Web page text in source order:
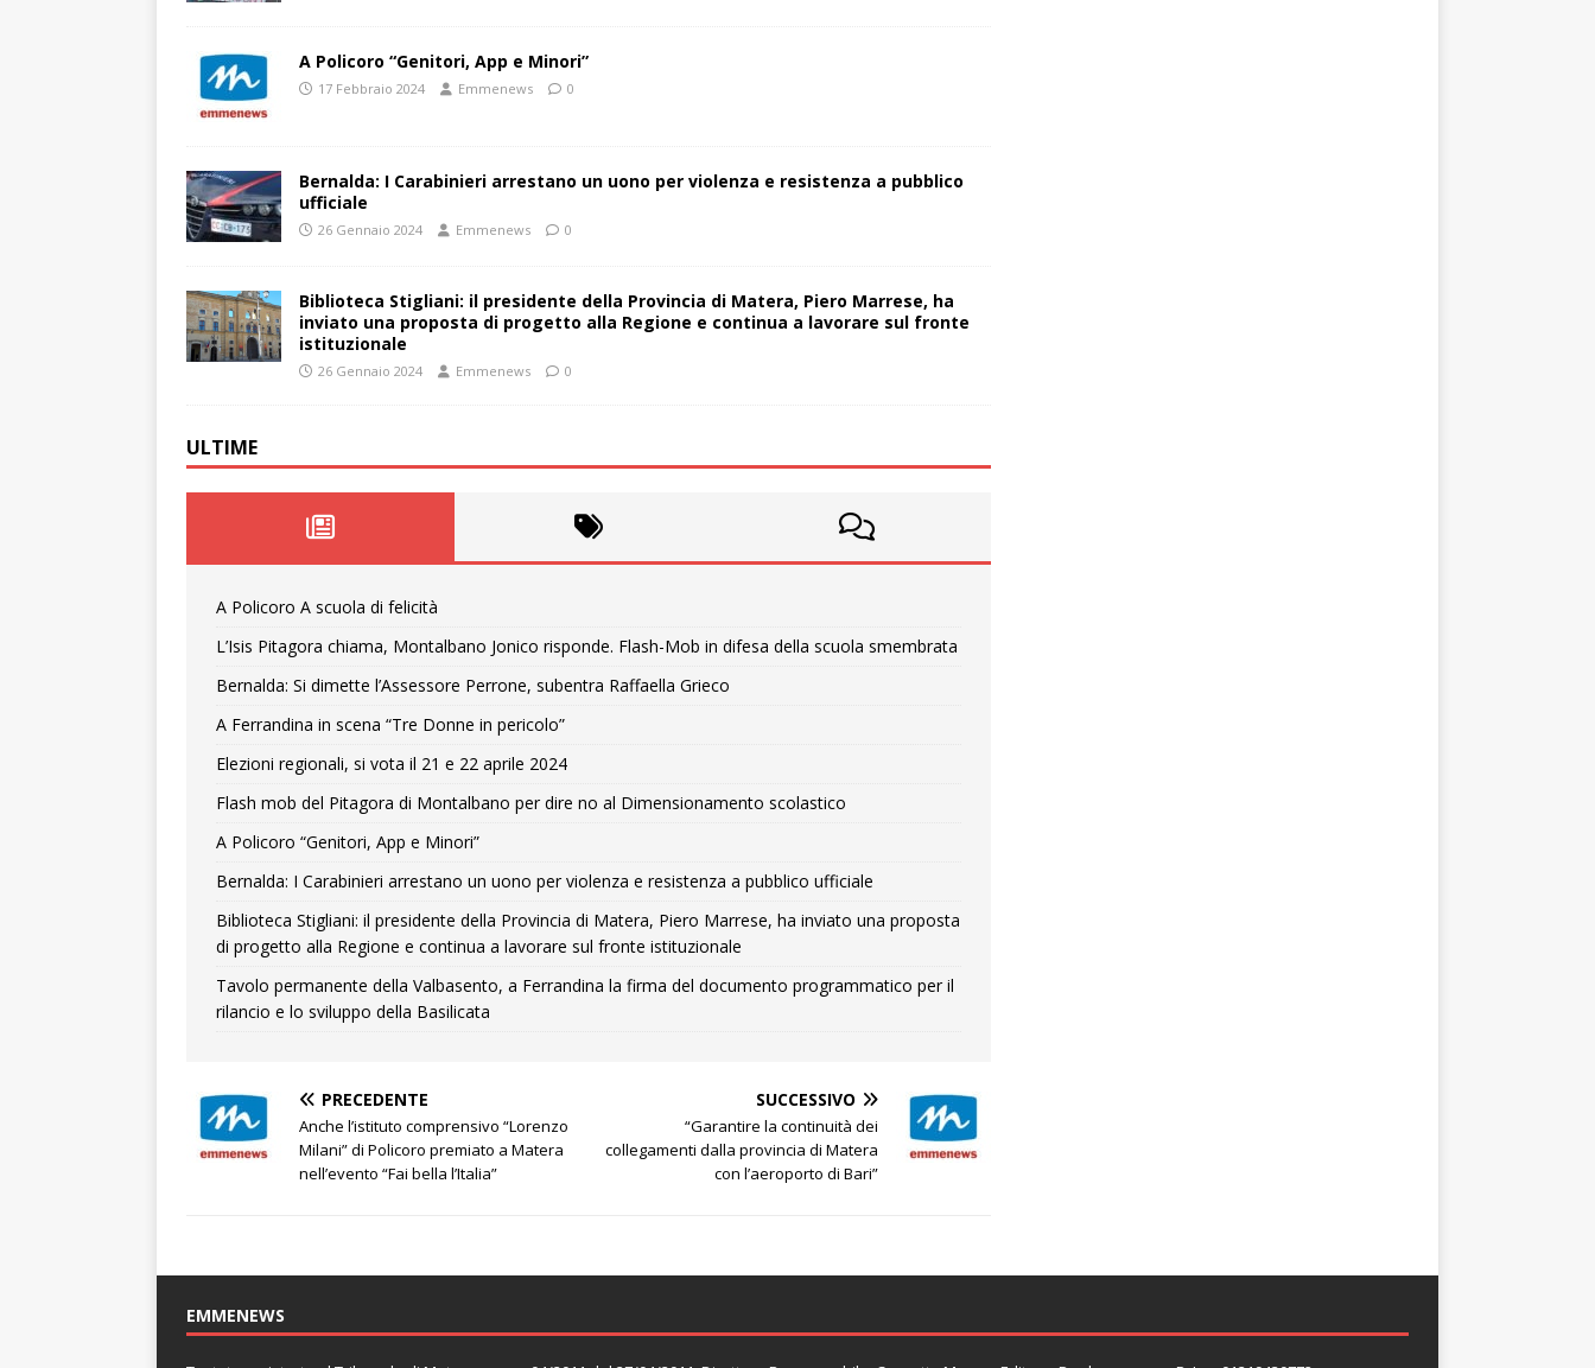
A Policoro “Genitori, App e Minori”
17 Febbraio 2024 Emmenews 0
Bernalda: I Carabinieri arrestano un uono per violenza e resistenza a pubblico
ufficiale
26 Gennaio 2024 Emmenews 0
Biblioteca Stigliani: il presidente della Provincia di Matera, Piero Marrese, ha
inviato una proposta di progetto alla Regione e continua a lavorare sul fronte
istituzionale
26 Gennaio 2024 Emmenews 0
ULTIME
A Policoro A scuola di felicità
L’Isis Pitagora chiama, Montalbano Jonico risponde. Flash-Mob in difesa della scuola smembrata
Bernalda: Si dimette l’Assessore Perrone, subentra Raffaella Grieco
A Ferrandina in scena “Tre Donne in pericolo”
Elezioni regionali, si vota il 21 e 22 aprile 2024
Flash mob del Pitagora di Montalbano per dire no al Dimensionamento scolastico
A Policoro “Genitori, App e Minori”
Bernalda: I Carabinieri arrestano un uono per violenza e resistenza a pubblico ufficiale
Biblioteca Stigliani: il presidente della Provincia di Matera, Piero Marrese, ha inviato una proposta
di progetto alla Regione e continua a lavorare sul fronte istituzionale
Tavolo permanente della Valbasento, a Ferrandina la firma del documento programmatico per il
rilancio e lo sviluppo della Basilicata
PRECEDENTE
Anche l’istituto comprensivo “Lorenzo
Milani” di Policoro premiato a Matera
nell’evento “Fai bella l’Italia”
SUCCESSIVO
“Garantire la continuità dei
collegamenti dalla provincia di Matera
con l’aeroporto di Bari”
EMMENEWS